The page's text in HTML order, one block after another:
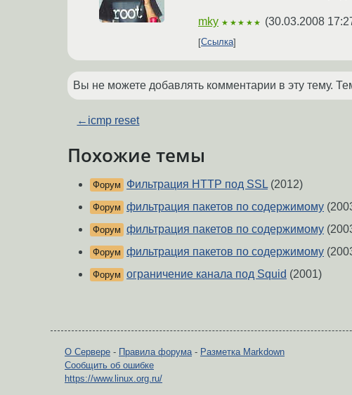
mky ★★★★★ (30.03.2008
Ссылка
Вы не можете добавлять комментарии в эту тему.
← iсmp rеset
Похожие темы
Форум Фильтрация HTTP под SSL(2012)
Форум фильтрация пакетов по содержимому
Форум фильтрация пакетов по содержимому
Форум фильтрация пакетов по содержимому
Форум ограничение канала под Squid (2001)
О Сервере - Правила форума- Разметка Markdown
Сообщить об ошибке
https://www.linux.org.ru/